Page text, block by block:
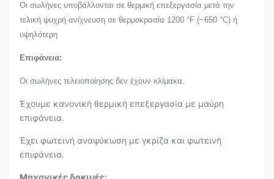
Οι σωλήνες υποβάλλονται σε θερμική επεξεργασία μετά την
τελική ψυχρή ανίχνευση σε θερμοκρασία 1200 °F (~650 °C) ή
υψηλότερη
Επιφάνεια:
Οι σωλήνες τελειοποίησης δεν έχουν κλίμακα.
Έχουμε κανονική θερμική επεξεργασία με μαύρη
επιφάνεια.
Έχει φωτεινή αναψύκωση με γκρίζα και φωτεινή
επιφάνεια.
Μηχανικές δοκιμές: